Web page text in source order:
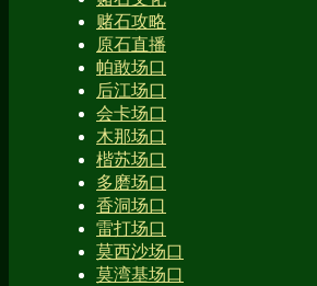
赌石攻略
原石直播
帕敢场口
后江场口
会卡场口
木那场口
楷苏场口
多磨场口
香洞场口
雷打场口
莫西沙场口
莫湾基场口